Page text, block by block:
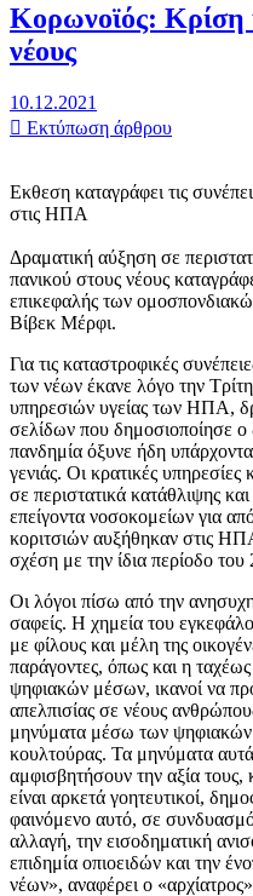
Κορωνοϊός: Κρίση
νέους
10.12.2021
Εκτύπωση άρθρου
Εκθεση καταγράφει τις
στις ΗΠΑ
Δραματική αύξηση σε
πανικού στους νέους
επικεφαλής των
Βίβεκ Μέρφι.
Για τις καταστροφικές
των νέων έκανε λόγο την
υπηρεσιών υγείας των ΗΠΑ,
σελίδων που δημοσιοποίησε ο
πανδημία όξυνε ήδη
γενιάς. Οι κρατικές
σε περιστατικά κατάθλιψης
επείγοντα νοσοκομείων για
κοριτσιών αυξήθηκαν στις
σχέση με την ίδια περίοδο του
Οι λόγοι πίσω από την
σαφείς. Η χημεία του
με φίλους και μέλη της
παράγοντες, όπως και η
ψηφιακών μέσων, ικανοί να
απελπισίας σε νέους
μηνύματα μέσω των ψηφιακών
κουλτούρας. Τα μηνύματα
αμφισβητήσουν την αξία τους,
είναι αρκετά γοητευτικοί,
φαινόμενο αυτό, σε συνδυασμό
αλλαγή, την εισοδηματική
επιδημία οπιοειδών και την
νέων», αναφέρει ο